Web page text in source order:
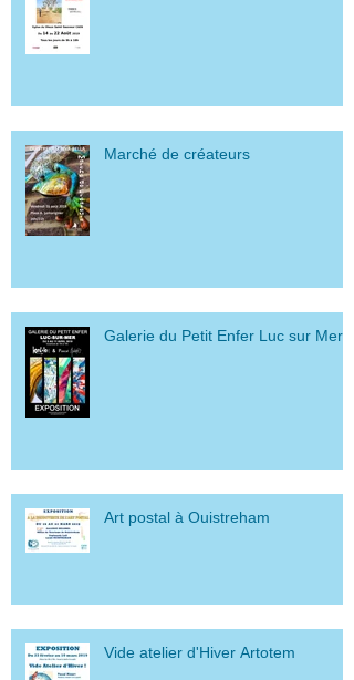
Marché de créateurs
Galerie du Petit Enfer Luc sur Mer
Art postal à Ouistreham
Vide atelier d'Hiver Artotem